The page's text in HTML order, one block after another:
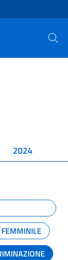
Cerca
2024
FEMMINILE